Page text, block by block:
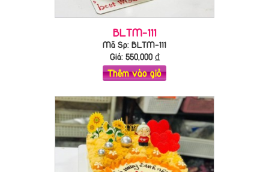
BLTM-111
Mã Sp: BLTM-111
Giá: 550,000₫
Thêm vào giỏ